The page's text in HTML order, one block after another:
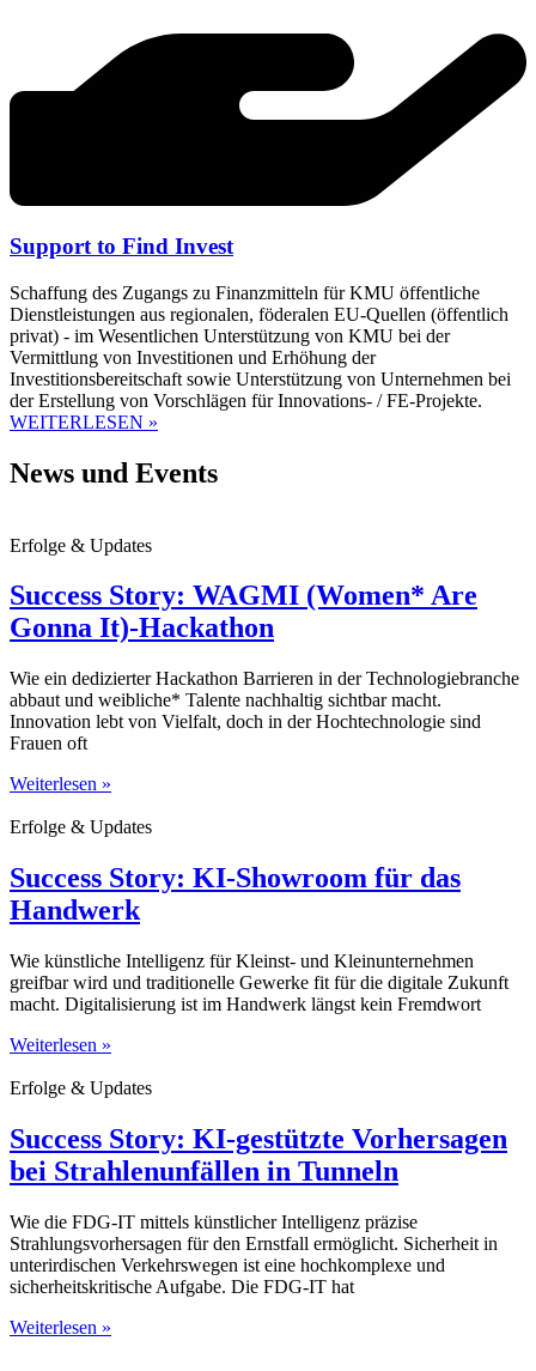
Support to Find Invest
Schaffung des Zugangs zu Finanzmitteln für KMU öffentliche
Dienstleistungen aus regionalen, föderalen EU-Quellen (öffentlich
privat) - im Wesentlichen Unterstützung von KMU bei der
Vermittlung von Investitionen und Erhöhung der
Investitionsbereitschaft sowie Unterstützung von Unternehmen bei
der Erstellung von Vorschlägen für Innovations- / FE-Projekte.
WEITERLESEN »
News und Events
Erfolge & Updates
Success Story: WAGMI (Women* Are
Gonna It)-Hackathon
Wie ein dedizierter Hackathon Barrieren in der Technologiebranche
abbaut und weibliche* Talente nachhaltig sichtbar macht.
Innovation lebt von Vielfalt, doch in der Hochtechnologie sind
Frauen oft
Weiterlesen »
Erfolge & Updates
Success Story: KI-Showroom für das
Handwerk
Wie künstliche Intelligenz für Kleinst- und Kleinunternehmen
greifbar wird und traditionelle Gewerke fit für die digitale Zukunft
macht. Digitalisierung ist im Handwerk längst kein Fremdwort
Weiterlesen »
Erfolge & Updates
Success Story: KI-gestützte Vorhersagen
bei Strahlenunfällen in Tunneln
Wie die FDG-IT mittels künstlicher Intelligenz präzise
Strahlungsvorhersagen für den Ernstfall ermöglicht. Sicherheit in
unterirdischen Verkehrswegen ist eine hochkomplexe und
sicherheitskritische Aufgabe. Die FDG-IT hat
Weiterlesen »